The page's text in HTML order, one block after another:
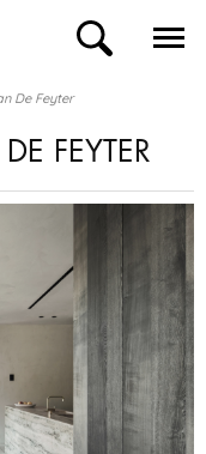
De Feyter
FEYTER